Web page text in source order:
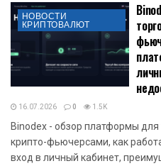
НОВОСТИ
КРИПТОВАЛЮТ
16.07.2026 0 1.5K
Binodex - обзор платформы для
крипто-фьючерсами, как
вход в личный кабинет,